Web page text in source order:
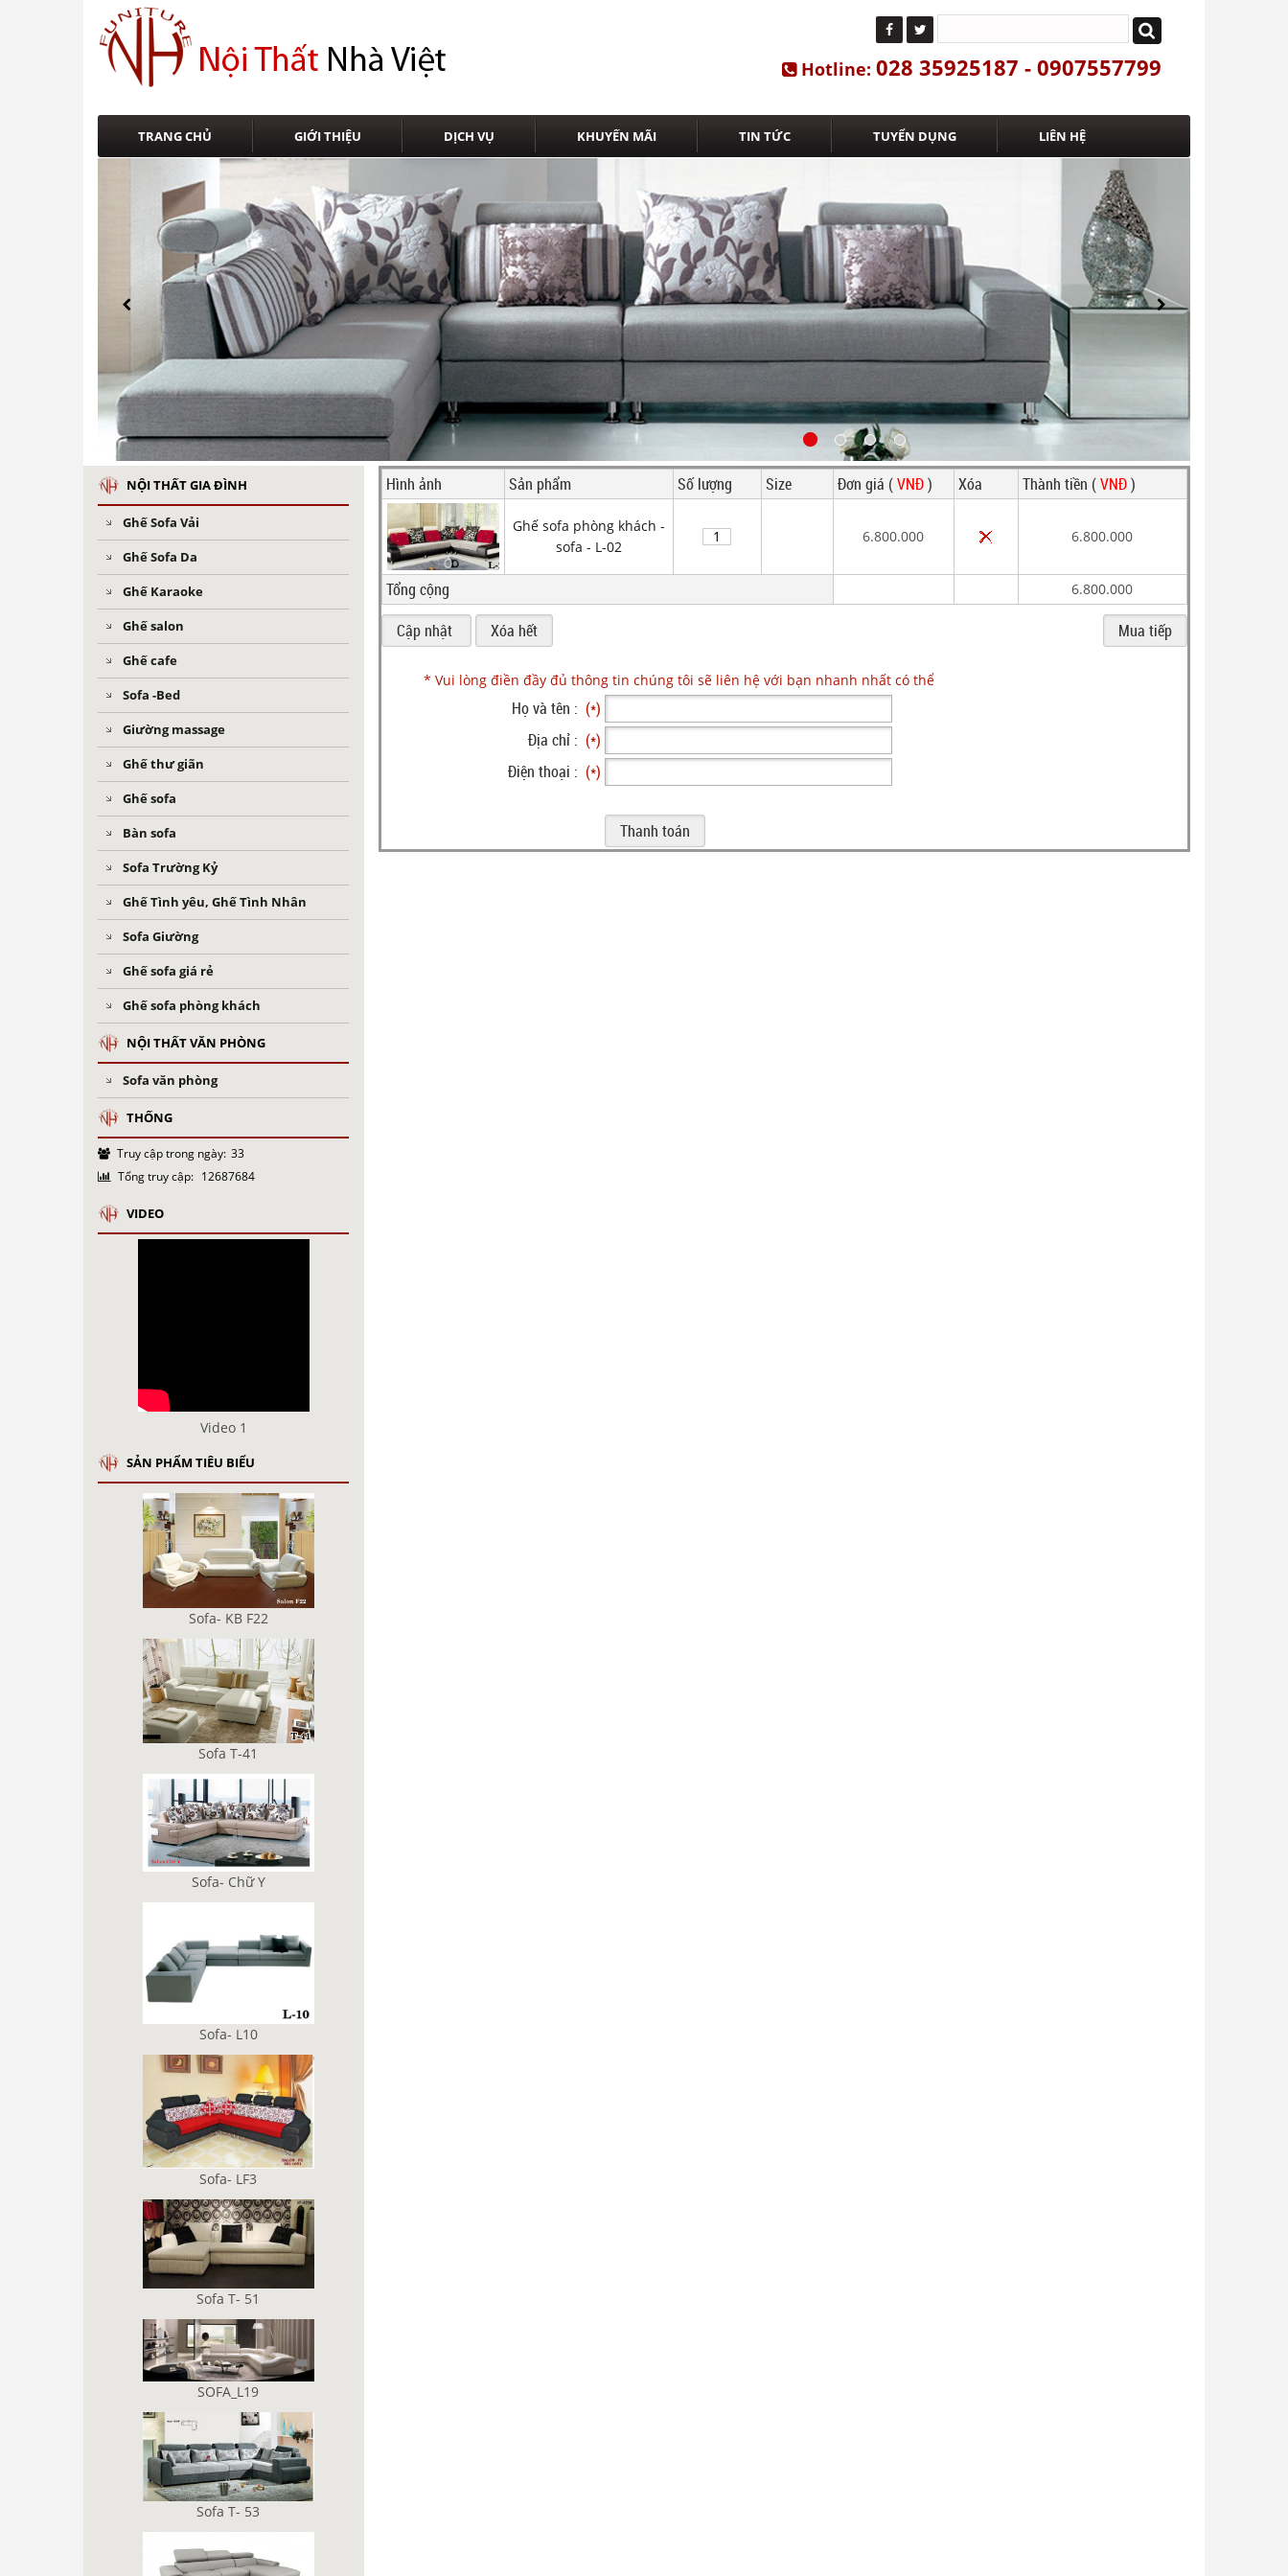
Hotline: 028 35925187 - 0907557799
TRANG CHỦ GIỚI THIỆU DỊCH VỤ KHUYẾN MÃI TIN TỨC TUYỂN DỤNG LIÊN HỆ
NỘI THẤT GIA ĐÌNH
Ghế Sofa Vải
Ghế Sofa Da
Ghế Karaoke
Ghế salon
Ghế cafe
Sofa -Bed
Giường massage
Ghế thư giãn
Ghế sofa
Bàn sofa
Sofa Trường Kỷ
Ghế Tình yêu, Ghế Tình Nhân
Sofa Giường
Ghế sofa giá rẻ
Ghế sofa phòng khách
NỘI THẤT VĂN PHÒNG
Sofa văn phòng
THỐNG
Truy cập trong ngày: 33
Tổng truy cập: 12687684
VIDEO
Video 1
SẢN PHẨM TIÊU BIỂU
Sofa- KB F22
Sofa T-41
Sofa- Chữ Y
Sofa- L10
Sofa- LF3
Sofa T- 51
SOFA_L19
Sofa T- 53
Hình ảnh Sản phẩm Số lượng Size Đơn giá (VNĐ) Xóa Thành tiền (VNĐ)
Ghế sofa phòng khách -
sofa - L-02
6.800.000 6.800.000
Tổng cộng 6.800.000
* Vui lòng điền đầy đủ thông tin chúng tôi sẽ liên hệ với bạn nhanh nhất có thể
Họ và tên : (*)
Địa chỉ : (*)
Điện thoại : (*)